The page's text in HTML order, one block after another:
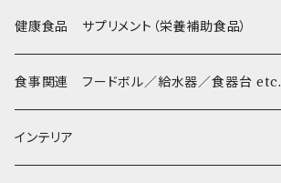
XSサイズ(テープ幅1.0cm) _ ハーネス&リードセット
Collar & Leash Set - S
幼犬・超小型犬用 _ 幅1.0cm
小型犬用 _ 幅1.5cm
flexi フレキシリード(伸縮リード)
ライト
etc.
ぬいぐるみ
ラテックスTOY
PomPreece / ポンポリース
デンタル
etc.
BITE ME
京
Bonpuchi
職人の味
ジャーキー
和菓子
愛犬の健康おやつ
POCHETINO
健康食品 サプリメント（栄養補助食品）
涙やけ対策
健康維持
食事関連 フードボル／給水器／食器台 etc.
フードボウル
インテリア